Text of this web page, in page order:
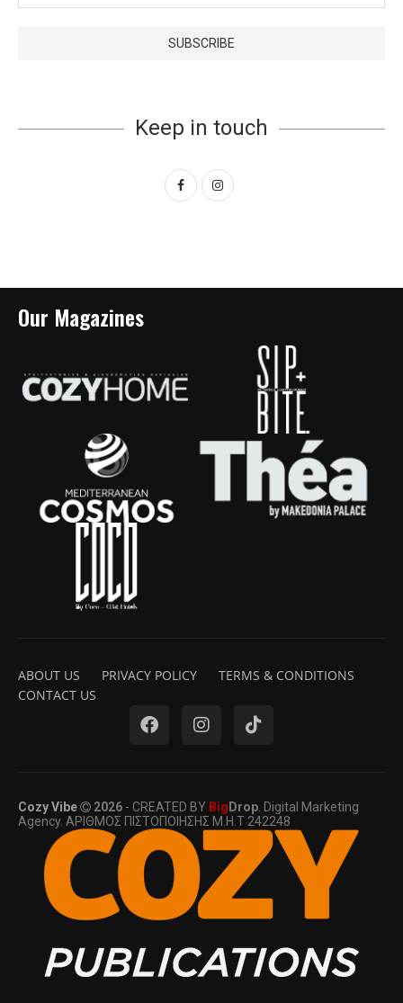
Keep in touch
Our Magazines
ABOUT US PRIVACY POLICY
TERMS & CONDITIONS
CONTACT US
Cozy Vibe 2026 - CREATED BY Big Drop . Digital Marketing
Agency. ΑΡΙΘΜΟΣ ΠΙΣΤΟΠΟΙΗΣΗΣ Μ.Η.Τ 242248